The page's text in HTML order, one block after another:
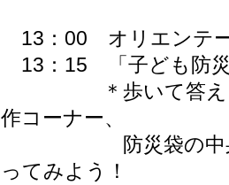
13：00 オリエンテ
13：15 「子ども防災
＊歩いて答える防
作コーナー、
防災袋の中身を
ってみよう！